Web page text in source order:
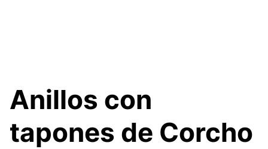
Anillos con
tapones de Corcho